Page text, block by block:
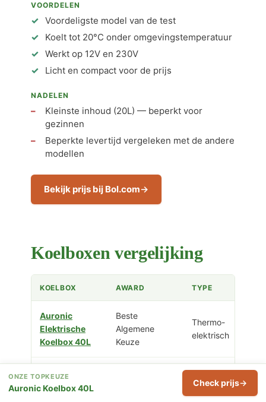
VOORDELEN
Voordeligste model van de test
Koelt tot 20°C onder omgevingstemperatuur
Werkt op 12V en 230V
Licht en compact voor de prijs
NADELEN
Kleinste inhoud (20L) — beperkt voor
gezinnen
Beperkte levertijd vergeleken met de andere
modellen
Bekijk prijs bij Bol.com
Koelboxen vergelijking
KOELBOX AWARD TYPE
Auronic
Elektrische
Koelbox 40L
Beste
Algemene
Keuze
Thermo-
elektrisch
Aviro
Elektrische
Thermo-
ONZE TOPKEUZE
Auronic Koelbox 40L Check prijs